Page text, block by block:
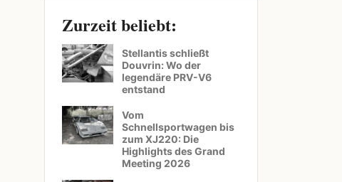
Zurzeit beliebt:
Stellantis schließt
Douvrin: Wo der
legendäre PRV-V6
entstand
Vom
Schnellsportwagen bis
zum XJ220: Die
Highlights des Grand
Meeting 2026